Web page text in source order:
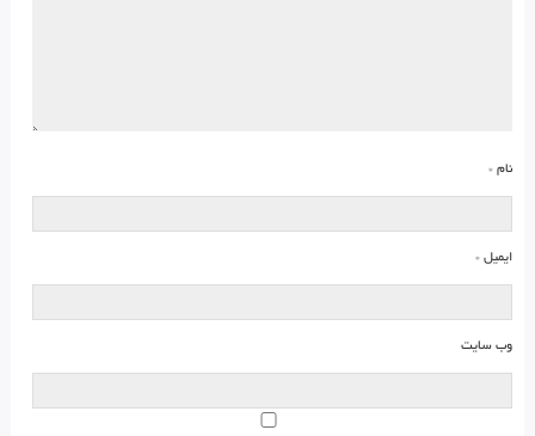
نام *
ایمیل *
وب‌ سایت